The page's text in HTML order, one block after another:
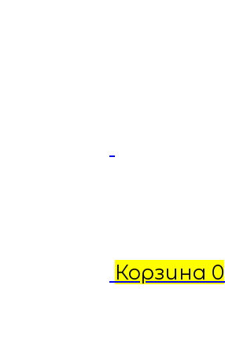
Корзина 0